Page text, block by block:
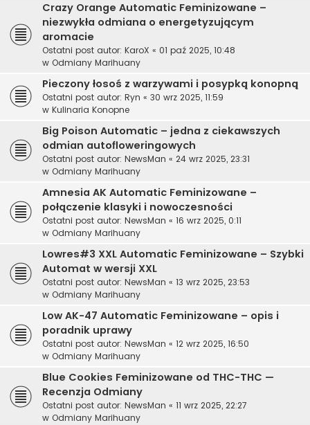
Crazy Orange Automatic Feminizowane –
niezwykła odmiana o energetyzującym
aromacie
Ostatni post autor: KaroX « 01 paź 2025, 10:48
w Odmiany Marihuany
Pieczony łosoś z warzywami i posypką konopną
Ostatni post autor: Ryn « 30 wrz 2025, 11:59
w Kulinaria Konopne
Big Poison Automatic – jedna z ciekawszych
odmian autofloweringowych
Ostatni post autor: NewsMan « 24 wrz 2025, 23:31
w Odmiany Marihuany
Amnesia AK Automatic Feminizowane –
połączenie klasyki i nowoczesności
Ostatni post autor: NewsMan « 16 wrz 2025, 0:11
w Odmiany Marihuany
Lowres#3 XXL Automatic Feminizowane – Szybki
Automat w wersji XXL
Ostatni post autor: NewsMan « 13 wrz 2025, 23:53
w Odmiany Marihuany
Low AK-47 Automatic Feminizowane – opis i
poradnik uprawy
Ostatni post autor: NewsMan « 12 wrz 2025, 16:50
w Odmiany Marihuany
Blue Cookies Feminizowane od THC-THC —
Recenzja Odmiany
Ostatni post autor: NewsMan « 11 wrz 2025, 22:27
w Odmiany Marihuany